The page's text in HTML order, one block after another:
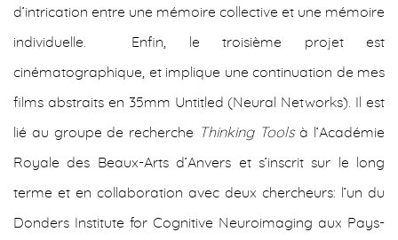
d’intrication entre une mémoire collective et une mémoire
individuelle. Enfin, le troisième projet est
cinématographique, et implique une continuation de mes
films abstraits en 35mm Untitled (Neural Networks). Il est
lié au groupe de recherche Thinking Toolsà l’Académie
Royale des Beaux-Arts d’Anvers et s’inscrit sur le long
terme et en collaboration avec deux chercheurs: l’un du
Donders Institute for Cognitive Neuroimaging aux Pays-